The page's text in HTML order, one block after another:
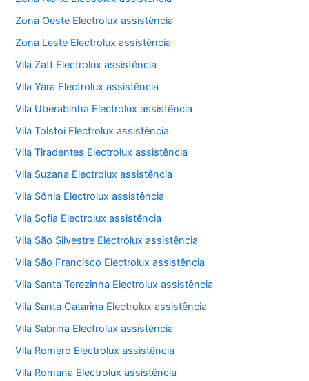
Zona Oeste Electrolux assistência
Zona Leste Electrolux assistência
Vila Zatt Electrolux assistência
Vila Yara Electrolux assistência
Vila Uberabinha Electrolux assistência
Vila Tolstoi Electrolux assistência
Vila Tiradentes Electrolux assistência
Vila Suzana Electrolux assistência
Vila Sônia Electrolux assistência
Vila Sofia Electrolux assistência
Vila São Silvestre Electrolux assistência
Vila São Francisco Electrolux assistência
Vila Santa Terezinha Electrolux assistência
Vila Santa Catarina Electrolux assistência
Vila Sabrina Electrolux assistência
Vila Romero Electrolux assistência
Vila Romana Electrolux assistência